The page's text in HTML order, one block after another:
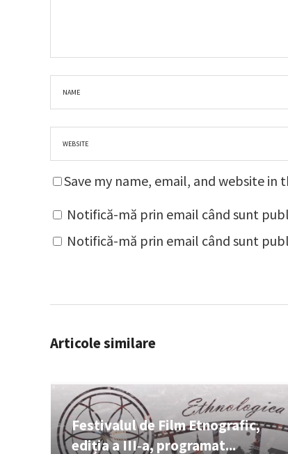
Save my name, email, and website
Notifică-mă prin email când sunt
Notifică-mă prin email când sunt
Articole similare
Festivalul de Film Etnografic,
ediția a III‑a, programat...